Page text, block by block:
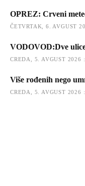
OPREZ: Crveni
ČETVRTAK, 6. AVGUST
VODOVOD:Dve
CREDA, 5. AVGUST 2026
Više rođenih nego
CREDA, 5. AVGUST 2026